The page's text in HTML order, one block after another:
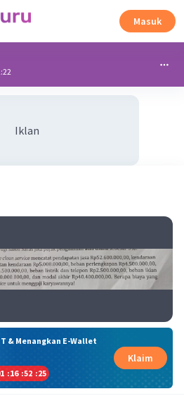
Masuk
Iklan
& Menangkan E-Wallet
:16 :52 :25
Klaim